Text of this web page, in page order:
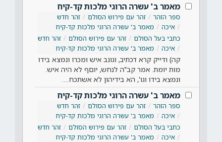
מאמר ב' עשרה הרוגי מלכות קד-קיח
ספר הזהר זהר עם פירוש הסולם
זהר חדש
איכה
מאמר ב' עשרה הרוגי מלכות קד-קיח
כתבי בעל הסולם
זהר עם פירוש הסולם
זהר חדש
איכה
מאמר ב' עשרה הרוגי מלכות קד-קיח
קה) ודייק קרא דכתיב, וגונב איש ומכרו ונמצא בידו
מות יומת. אמר קב"ה לנחש, יוםף לא היה איש.
ונמצא בידו וגו', הא בידיהון לא אשתכח.…
מאמר ב' עשרה הרוגי מלכות קד-קיח
ספר הזהר זהר עם פירוש הסולם
זהר חדש
איכה
מאמר ב' עשרה הרוגי מלכות קד-קיח
כתבי בעל הסולם
זהר עם פירוש הסולם
זהר חדש
איכה
מאמר ב' עשרה הרוגי מלכות קד-קיח